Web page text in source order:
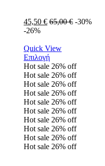
45,50 € 65,00€ -30%
-26%
Quick View
Επιλογή
Hot sale 26% off
Hot sale 26% off
Hot sale 26% off
Hot sale 26% off
Hot sale 26% off
Hot sale 26% off
Hot sale 26% off
Hot sale 26% off
Hot sale 26% off
Hot sale 26% off